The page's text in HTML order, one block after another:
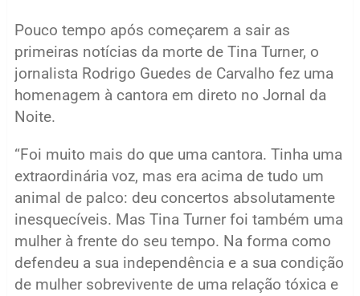
Pouco tempo após começarem a sair as
primeiras notícias da morte de Tina Turner, o
jornalista Rodrigo Guedes de Carvalho fez uma
homenagem à cantora em direto no Jornal da
Noite.
“Foi muito mais do que uma cantora. Tinha uma
extraordinária voz, mas era acima de tudo um
animal de palco: deu concertos absolutamente
inesquecíveis. Mas Tina Turner foi também uma
mulher à frente do seu tempo. Na forma como
defendeu a sua independência e a sua condição
de mulher sobrevivente de uma relação tóxica e